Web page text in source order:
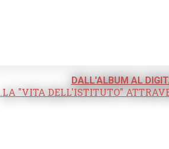
DALL'ALBUM AL
.LA "VITA DELL'ISTITUTO"